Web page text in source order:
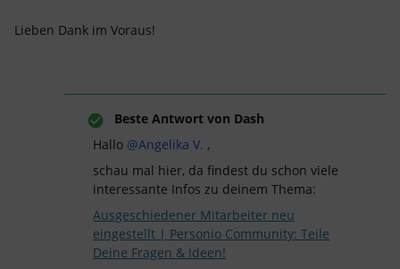
Lieben Dank im Voraus!
Beste Antwort von Dash
Hallo @Angelika V. ,
schau mal hier, da findest du schon viele
interessante Infos zu deinem Thema:
Ausgeschiedener Mitarbeiter neu
eingestellt | Personio Community: Teile
Deine Fragen & Ideen!